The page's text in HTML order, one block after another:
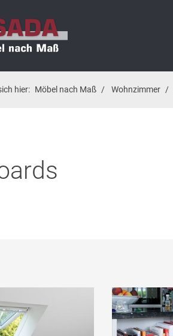
hier: Möbel nach Maß Wohnzimmer